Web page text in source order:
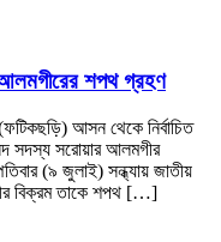
শপথ গ্রহণ
আসন থেকে নির্বাচিত
সদস্য সরোয়ার আলমগীর
(৯ জুলাই) সন্ধ্যায় জাতীয়
বিক্রম তাকে শপথ […]